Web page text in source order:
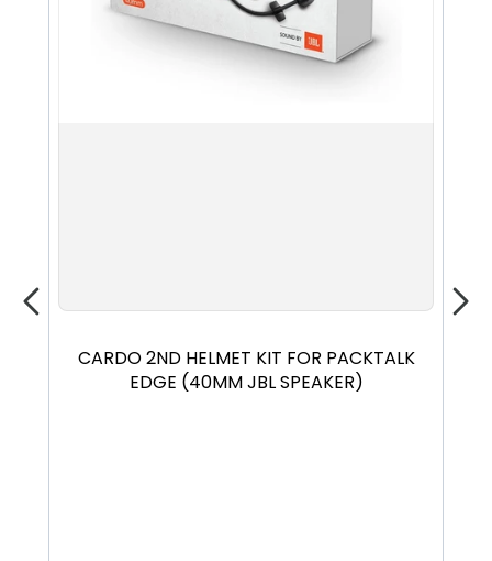
CARDO 2ND HELMET KIT FOR PACKTALK
EDGE (40MM JBL SPEAKER)